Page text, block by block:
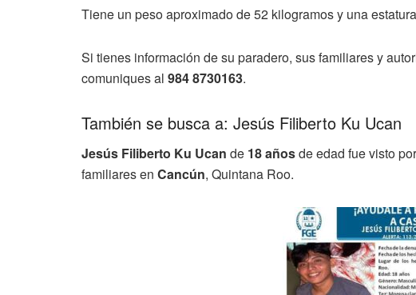
Tiene un peso aproximado de 52 kilogramos y una
Si tienes información de su paradero, sus familiares y
comuniques al 984 8730163.
También se busca a: Jesús Filiberto Ku Ucan
Jesús Filiberto Ku Ucan de 18 añosde edad fue visto
familiares en Cancún, Quintana Roo.